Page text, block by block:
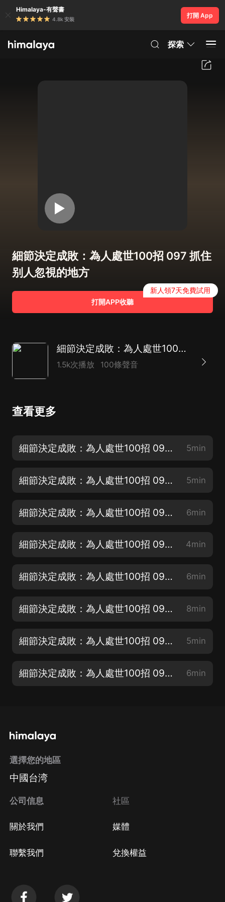
Himalaya-有聲書
4.8k 安裝
打開 App
探索
細節決定成敗：為人處世100招 097 抓住
别人忽視的地方
打開APP收聽
新人領7天免費試用
細節決定成敗：為人處世100招|職場生活社交小技巧
1.5k次播放 100條聲音
查看更多
細節決定成敗：為人處世100招 099 與客戶溝通要注意的細節（完） 5min
細節決定成敗：為人處世100招 098 敏感於形勢的細微變化 5min
細節決定成敗：為人處世100招 097 抓住别人忽視的地方 6min
細節決定成敗：為人處世100招 096 說話要迎合顧客口味 4min
細節決定成敗：為人處世100招 095 把良好的印象留給對方 6min
細節決定成敗：為人處世100招 094 夾縫雖小，商機無限 8min
細節決定成敗：為人處世100招 093 發現隱患中的細節 5min
細節決定成敗：為人處世100招 092 遇到了困難，從細節尋找突破 6min
選擇您的地區
中國台湾
公司信息
關於我們
聯繫我們
社區
媒體
兌換權益